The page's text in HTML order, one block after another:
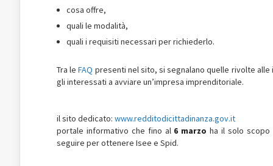
cosa offre,
quali le modalità,
quali i requisiti necessari per richiederlo.
Tra leFAQ presenti nel sito, si segnalano quelle rivolte
gli interessati a avviare un’impresa imprenditoriale.
il sito dedicato: www.redditodicittadinanza.gov.it
portale informativo che fino al 6 marzoha il solo
seguire per ottenere Isee e Spid.